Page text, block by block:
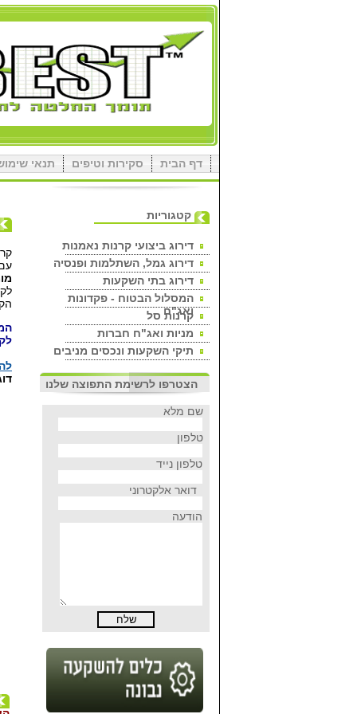
דף הבית סקירות וטיפים תנאי
קטגוריות
דירוג ביצועי קרנות נאמנות
דירוג גמל, השתלמות ופנסיה
דירוג בתי השקעות
המסלול הבטוח - פקדונות
ואג"ח
קרנות סל
מניות ואג"ח חברות
תיקי השקעות ונכסים מניבים
הצטרפו לרשימת התפוצה שלנו
שם מלא
טלפון
טלפון נייד
דואר אלקטרוני
הודעה